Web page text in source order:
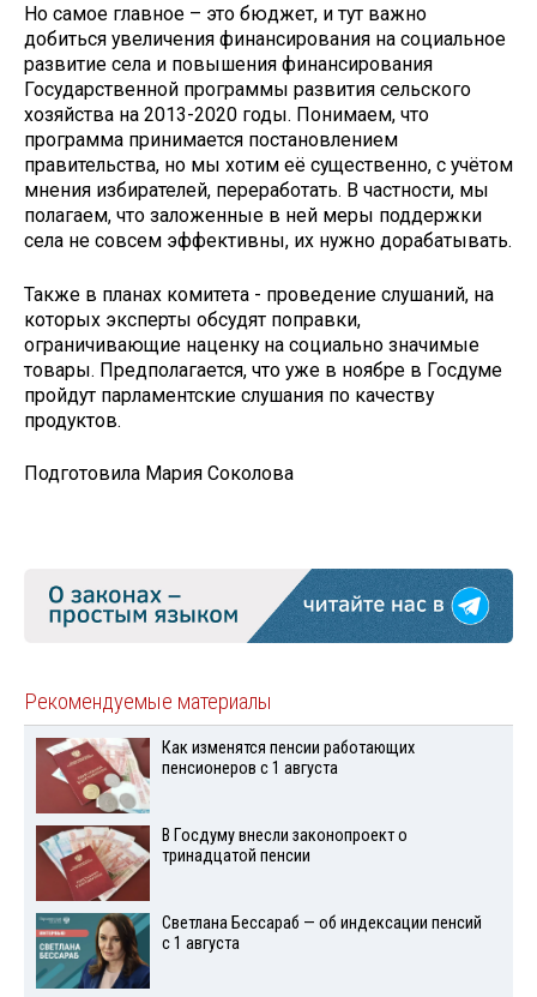
Но самое главное – это бюджет, и тут важно
добиться увеличения финансирования на социальное
развитие села и повышения финансирования
Государственной программы развития сельского
хозяйства на 2013-2020 годы. Понимаем, что
программа принимается постановлением
правительства, но мы хотим её существенно, с учётом
мнения избирателей, переработать. В частности, мы
полагаем, что заложенные в ней меры поддержки
села не совсем эффективны, их нужно дорабатывать.
Также в планах комитета - проведение слушаний, на
которых эксперты обсудят поправки,
ограничивающие наценку на социально значимые
товары. Предполагается, что уже в ноябре в Госдуме
пройдут парламентские слушания по качеству
продуктов.
Подготовила Мария Соколова
Рекомендуемые материалы
Как изменятся пенсии работающих
пенсионеров с 1 августа
В Госдуму внесли законопроект о
тринадцатой пенсии
Светлана Бессараб — об индексации пенсий
с 1 августа